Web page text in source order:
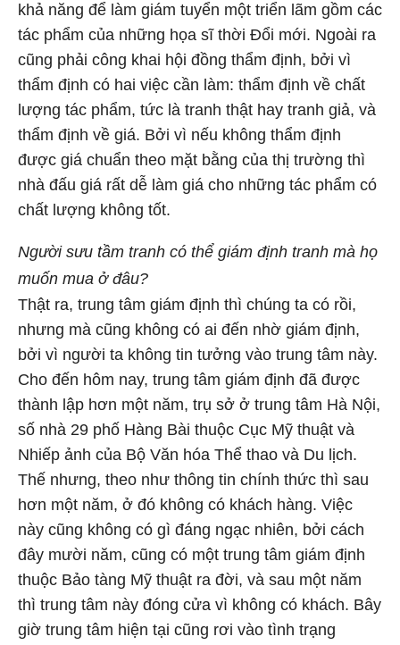
khả năng để làm giám tuyển một triển lãm gồm các
tác phẩm của những họa sĩ thời Đổi mới. Ngoài ra
cũng phải công khai hội đồng thẩm định, bởi vì
thẩm định có hai việc cần làm: thẩm định về chất
lượng tác phẩm, tức là tranh thật hay tranh giả, và
thẩm định về giá. Bởi vì nếu không thẩm định
được giá chuẩn theo mặt bằng của thị trường thì
nhà đấu giá rất dễ làm giá cho những tác phẩm có
chất lượng không tốt.
Người sưu tầm tranh có thể giám định tranh mà họ
muốn mua ở đâu?
Thật ra, trung tâm giám định thì chúng ta có rồi,
nhưng mà cũng không có ai đến nhờ giám định,
bởi vì người ta không tin tưởng vào trung tâm này.
Cho đến hôm nay, trung tâm giám định đã được
thành lập hơn một năm, trụ sở ở trung tâm Hà Nội,
số nhà 29 phố Hàng Bài thuộc Cục Mỹ thuật và
Nhiếp ảnh của Bộ Văn hóa Thể thao và Du lịch.
Thế nhưng, theo như thông tin chính thức thì sau
hơn một năm, ở đó không có khách hàng. Việc
này cũng không có gì đáng ngạc nhiên, bởi cách
đây mười năm, cũng có một trung tâm giám định
thuộc Bảo tàng Mỹ thuật ra đời, và sau một năm
thì trung tâm này đóng cửa vì không có khách. Bây
giờ trung tâm hiện tại cũng rơi vào tình trạng